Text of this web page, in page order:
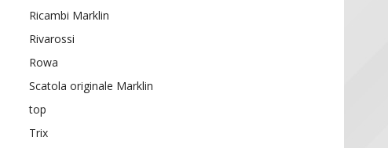
Ricambi Marklin
Rivarossi
Rowa
Scatola originale Marklin
top
Trix